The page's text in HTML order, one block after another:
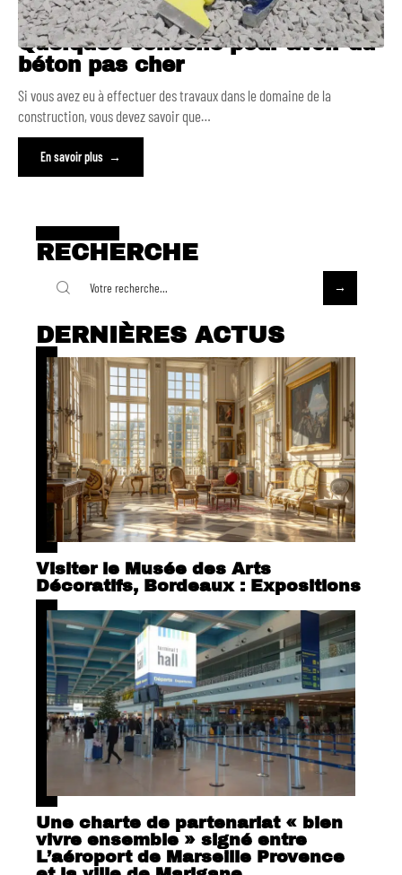
Quelques conseils pour avoir du
béton pas cher
Si vous avez eu à effectuer des travaux dans le domaine de la
construction, vous devez savoir que…
En savoir plus
RECHERCHE
DERNIÈRES ACTUS
Visiter le Musée des Arts
Décoratifs, Bordeaux : Expositions
Une charte de partenariat « bien
vivre ensemble » signé entre
L’aéroport de Marseille Provence